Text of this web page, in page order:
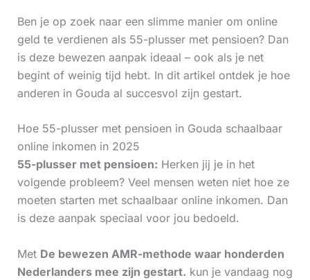
Ben je op zoek naar een slimme manier om online
geld te verdienen als 55-plusser met pensioen? Dan
is deze bewezen aanpak ideaal – ook als je net
begint of weinig tijd hebt. In dit artikel ontdek je hoe
anderen in Gouda al succesvol zijn gestart.
Hoe 55-plusser met pensioen in Gouda schaalbaar
online inkomen in 2025
55-plusser met pensioen: Herken jij je in het
volgende probleem? Veel mensen weten niet hoe ze
moeten starten met schaalbaar online inkomen. Dan
is deze aanpak speciaal voor jou bedoeld.
Met De bewezen AMR-methode waar honderden
Nederlanders mee zijn gestart. kun je vandaag nog